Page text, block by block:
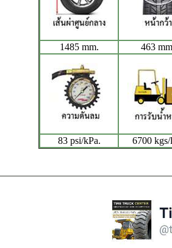
1485 mm. 463
83 psi/kPa. 6700 kgs/